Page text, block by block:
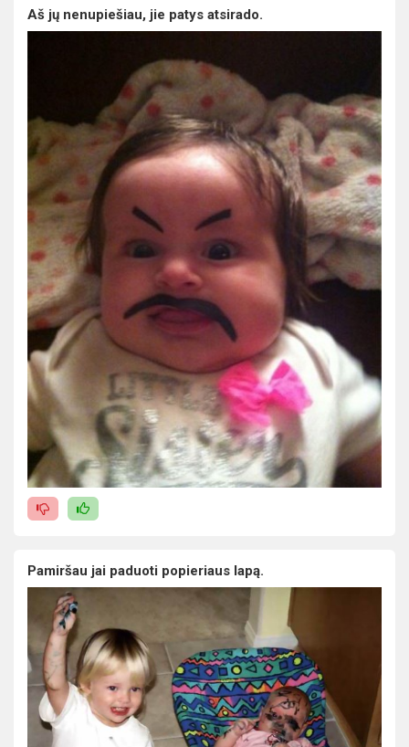
Aš jų nenupiešiau, jie patys atsirado.
Pamiršau jai paduoti popieriaus lapą.